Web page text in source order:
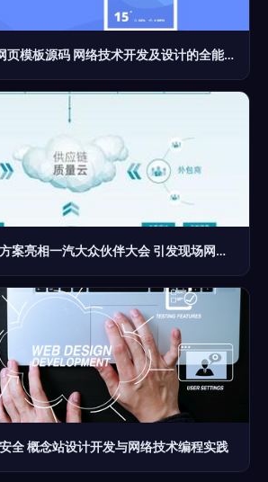
100套HTML静态网页模板源码 网络技术开发及设计的全能工具库
海克斯康智慧工厂方案亮相一汽大众伙伴大会 引发现场网络技术革命热潮
全 概念站设计开发与网络技术编程实践